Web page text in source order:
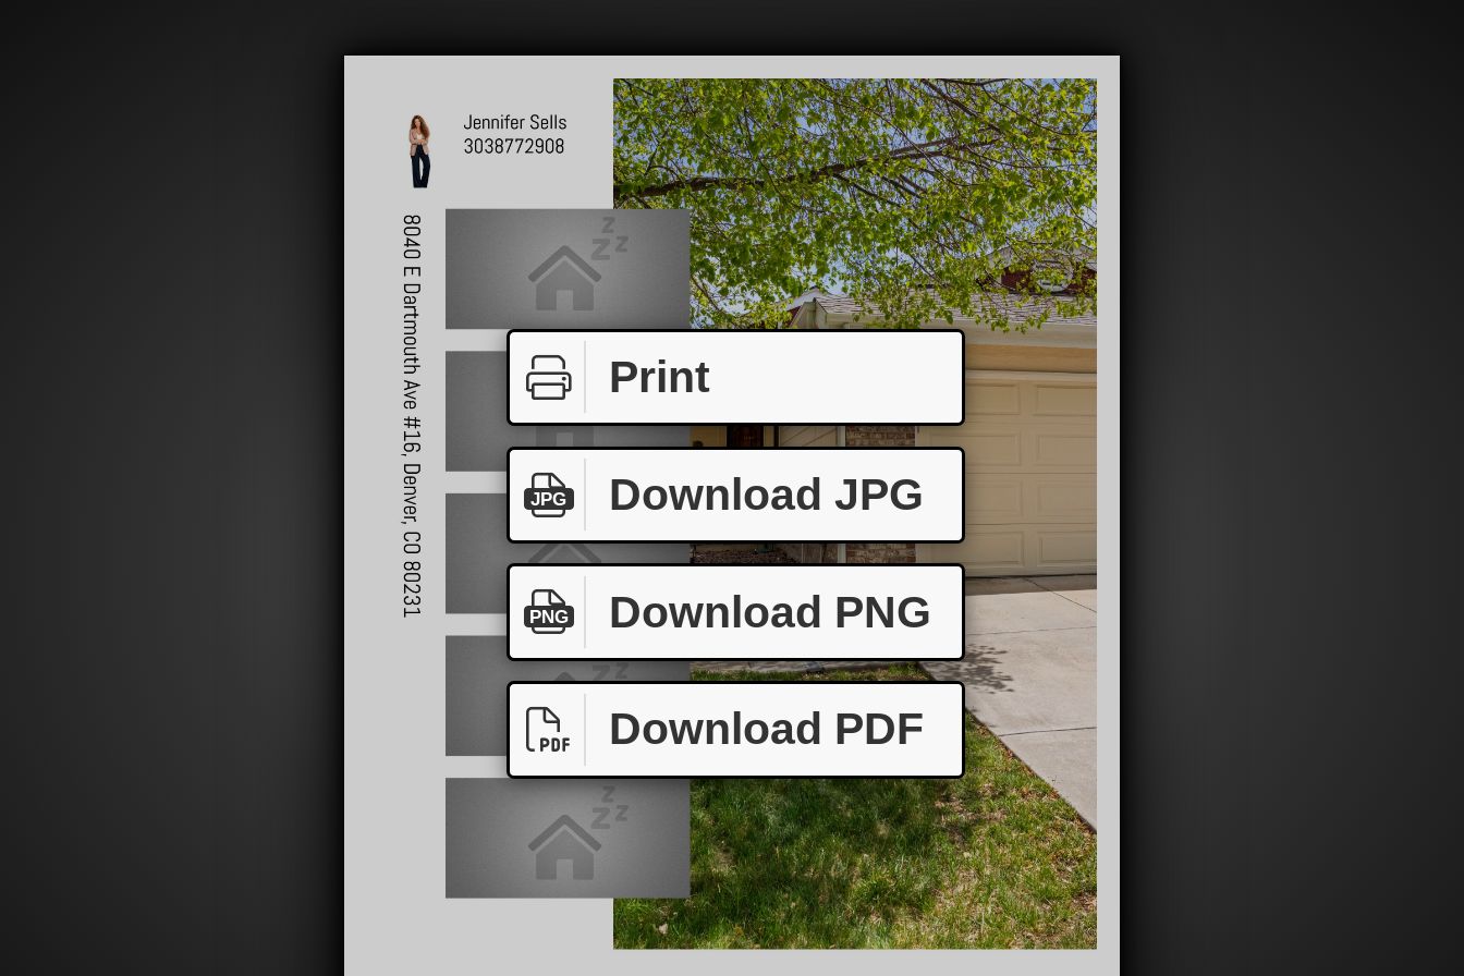
Print
JPG Download JPG
PNG Download PNG
Download PDF